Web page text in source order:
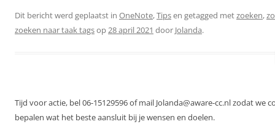
Dit bericht werd geplaatst in OneNote,Tipsen getagged metzoeken,
zoeken naar taak tagsop28 april 2021 door Jolanda.
Tijd voor actie, bel 06-15129596 of mail Jolanda@aware-cc.nl zodat we
bepalen wat het beste aansluit bij je wensen en doelen.